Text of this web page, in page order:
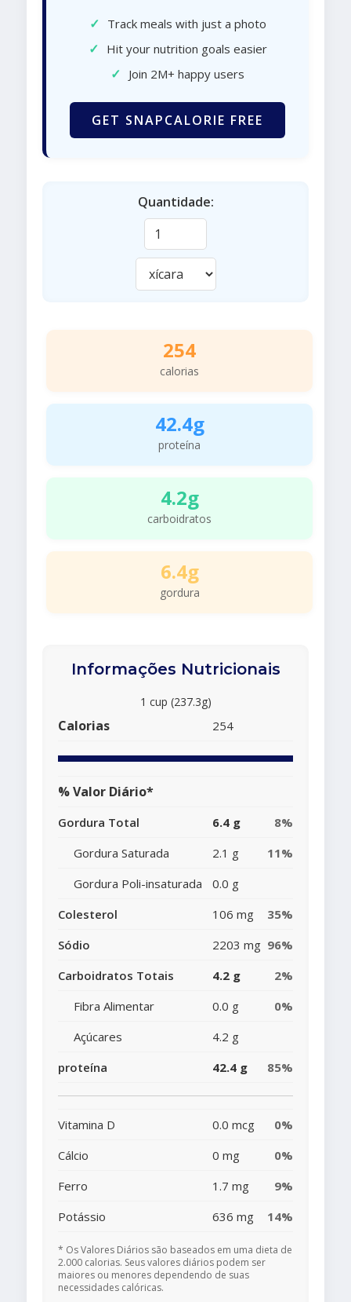
✓ Track meals with just a photo
✓ Hit your nutrition goals easier
✓ Join 2M+ happy users
GET SNAPCALORIE FREE
Quantidade:
254
calorias
42.4g
proteína
4.2g
carboidratos
6.4g
gordura
Informações Nutricionais
1 cup (237.3g)
Calorias 254
% Valor Diário*
Gordura Total 6.4 g
8%
Gordura Saturada
2.1 g
11%
Gordura Poli-insaturada
0.0 g
Colesterol
106 mg
35%
Sódio
2203 mg 96%
Carboidratos Totais
4.2 g
2%
Fibra Alimentar
0.0 g
0%
Açúcares
4.2 g
proteína
42.4 g 85%
Vitamina D 0.0 mcg
0%
Cálcio
0 mg
0%
Ferro
1.7 mg
9%
Potássio
636 mg 14%
* Os Valores Diários são baseados em uma dieta de
2.000 calorias. Seus valores diários podem ser
maiores ou menores dependendo de suas
necessidades calóricas.